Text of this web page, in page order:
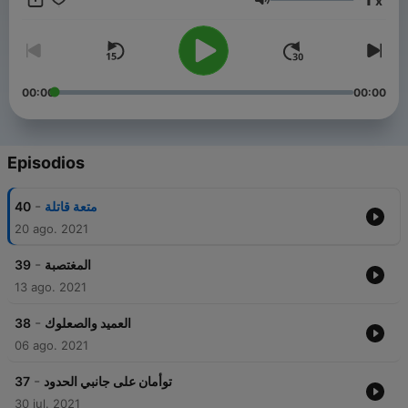
Volumen
00:00 00:00
Episodios
40 - متعة قاتلة
20 ago. 2021
39 - المغتصبة
13 ago. 2021
38 - العميد والصعلوك
06 ago. 2021
37 - توأمان على جانبي الحدود
30 jul. 2021